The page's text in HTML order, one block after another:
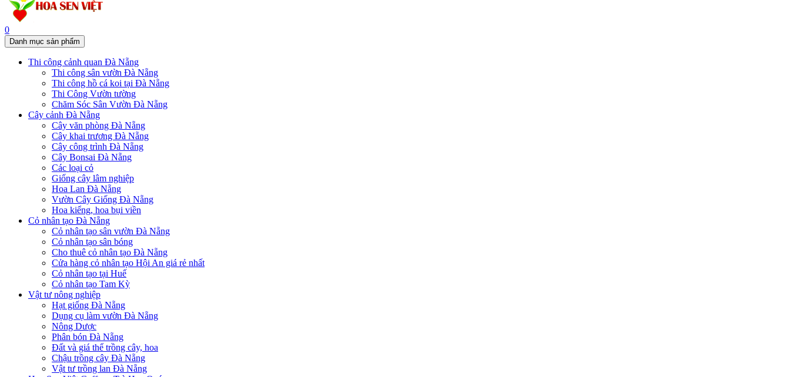
0
Danh mục sản phẩm
Thi công cảnh quan Đà Nẵng
Thi công sân vườn Đà Nẵng
Thi công hồ cá koi tại Đà Nẵng
Thi Công Vườn tường
Chăm Sóc Sân Vườn Đà Nẵng
Cây cảnh Đà Nẵng
Cây văn phòng Đà Nẵng
Cây khai trương Đà Nẵng
Cây công trình Đà Nẵng
Cây Bonsai Đà Nẵng
Các loại cỏ
Giống cây lâm nghiệp
Hoa Lan Đà Nẵng
Vườn Cây Giống Đà Nẵng
Hoa kiểng, hoa bụi viền
Cỏ nhân tạo Đà Nẵng
Cỏ nhân tạo sân vườn Đà Nẵng
Cỏ nhân tạo sân bóng
Cho thuê cỏ nhân tạo Đà Nẵng
Cửa hàng cỏ nhân tạo Hội An giá rẻ nhất
Cỏ nhân tạo tại Huế
Cỏ nhân tạo Tam Kỳ
Vật tư nông nghiệp
Hạt giống Đà Nẵng
Dụng cụ làm vườn Đà Nẵng
Nông Dược
Phân bón Đà Nẵng
Đất và giá thể trồng cây, hoa
Chậu trồng cây Đà Nẵng
Vật tư trồng lan Đà Nẵng